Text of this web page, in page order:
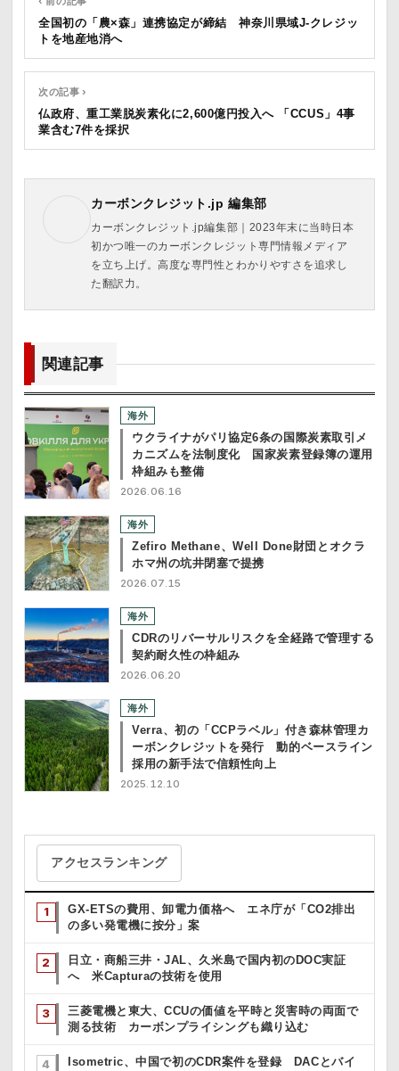
全国初の「農×森」連携協定が締結 神奈川県域J-クレジッ
トを地産地消へ
次の記事 ›
仏政府、重工業脱炭素化に2,600億円投入へ 「CCUS」4事
業含む7件を採択
カーボンクレジット.jp 編集部
カーボンクレジット.jp編集部｜2023年末に当時日本
初かつ唯一のカーボンクレジット専門情報メディア
を立ち上げ。高度な専門性とわかりやすさを追求し
た翻訳力。
関連記事
海外
ウクライナがパリ協定6条の国際炭素取引メ
カニズムを法制度化 国家炭素登録簿の運用
枠組みも整備
2026.06.16
海外
Zefiro Methane、Well Done財団とオクラ
ホマ州の坑井閉塞で提携
2026.07.15
海外
CDRのリバーサルリスクを全経路で管理する
契約耐久性の枠組み
2026.06.20
海外
Verra、初の「CCPラベル」付き森林管理カ
ーボンクレジットを発行 動的ベースライン
採用の新手法で信頼性向上
2025.12.10
アクセスランキング
GX-ETSの費用、卸電力価格へ エネ庁が「CO2排出
の多い発電機に按分」案
日立・商船三井・JAL、久米島で国内初のDOC実証
へ 米Capturaの技術を使用
三菱電機と東大、CCUの価値を平時と災害時の両面で
測る技術 カーボンプライシングも織り込む
Isometric、中国で初のCDR案件を登録 DACとバイ